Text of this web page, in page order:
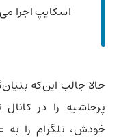
اسکایپ اجرا
حالا جالب این‌که
پرحاشیه را در
خودش، تلگرام را به